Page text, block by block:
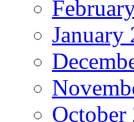
January
October